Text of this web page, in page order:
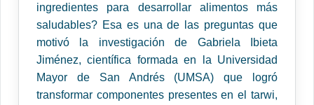
ingredientes para desarrollar alimentos más
saludables? Esa es una de las preguntas que
motivó la investigación de Gabriela Ibieta
Jiménez, científica formada en la Universidad
Mayor de San Andrés (UMSA) que logró
transformar componentes presentes en el tarwi,